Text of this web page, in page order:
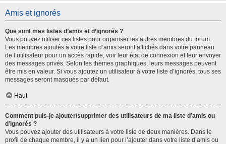
Amis et ignorés
Que sont mes listes d’amis et d’ignorés ?
Vous pouvez utiliser ces listes pour organiser les autres membres du forum.
Les membres ajoutés à votre liste d’amis seront affichés dans votre panneau
de l’utilisateur pour un accès rapide, voir leur état de connexion et leur envoyer
des messages privés. Selon les thèmes graphiques, leurs messages peuvent
être mis en valeur. Si vous ajoutez un utilisateur à votre liste d’ignorés, tous ses
messages seront masqués par défaut.
Haut
Comment puis-je ajouter/supprimer des utilisateurs de ma liste d’amis ou
d’ignorés ?
Vous pouvez ajouter des utilisateurs à votre liste de deux manières. Dans le
profil de chaque membre, il y a un lien pour l’ajouter dans votre liste d’amis ou